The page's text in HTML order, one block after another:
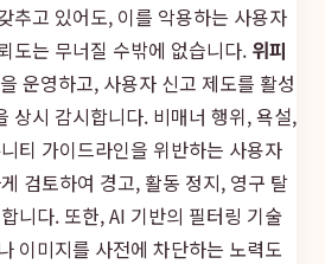
추고 있어도, 이를 악용하는 사용자
도는 무너질 수밖에 없습니다. 위피
운영하고, 사용자 신고 제도를 활성
상시 감시합니다. 비매너 행위, 욕설,
티 가이드라인을 위반하는 사용자
검토하여 경고, 활동 정지, 영구 탈
니다. 또한, AI 기반의 필터링 기술
이미지를 사전에 차단하는 노력도